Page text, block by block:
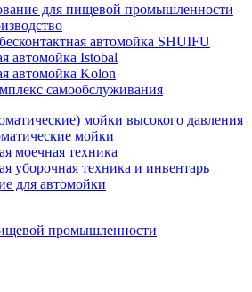
для пищевой промышленности
автомойка SHUIFU
автомойка Istobal
автомойка Kolon
самообслуживания
мойки высокого давления
мойки
моечная техника
уборочная техника и инвентарь
для автомойки
промышленности